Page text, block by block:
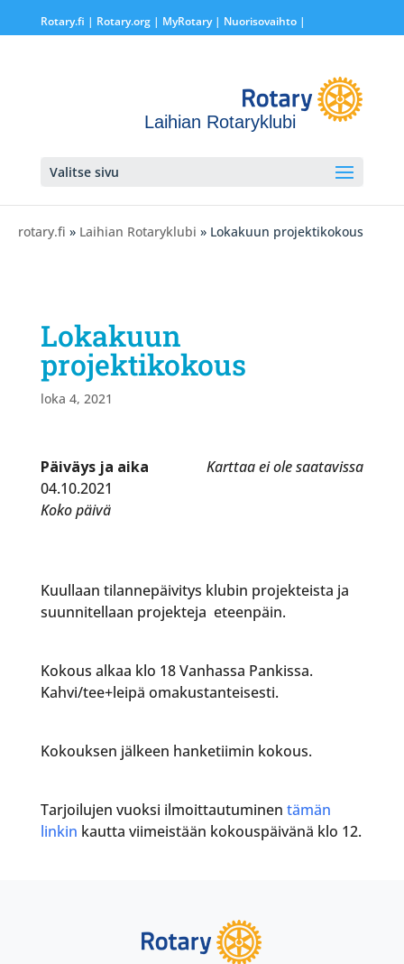
Rotary.fi | Rotary.org| MyRotary | Nuorisovaihto|
Laihian Rotaryklubi
Valitse sivu
rotary.fi » Laihian Rotaryklubi » Lokakuun projektikokous
Lokakuun
projektikokous
loka 4, 2021
Karttaa ei ole saatavissa
Päiväys ja aika
04.10.2021
Koko päivä
Kuullaan tilannepäivitys klubin projekteista ja
suunnitellaan projekteja eteenpäin.
Kokous alkaa klo 18 Vanhassa Pankissa.
Kahvi/tee+leipä omakustanteisesti.
Kokouksen jälkeen hanketiimin kokous.
Tarjoilujen vuoksi ilmoittautuminen tämän
linkin kautta viimeistään kokouspäivänä klo 12.